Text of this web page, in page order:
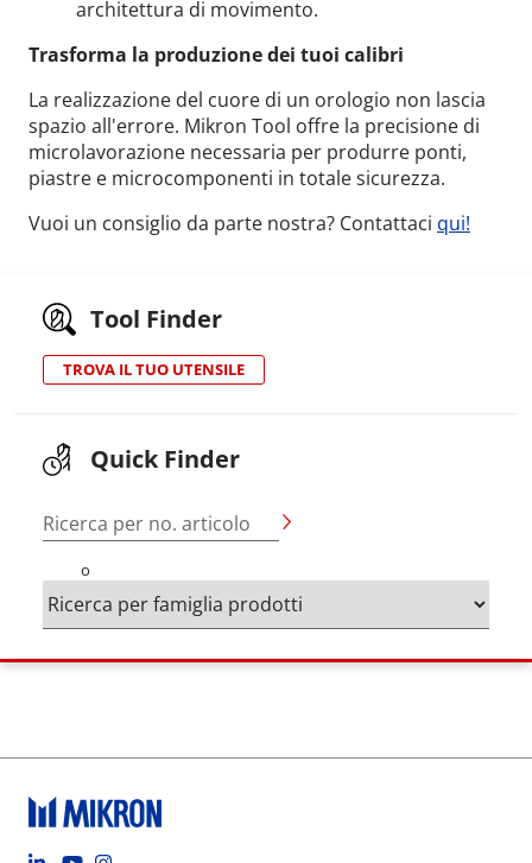
architettura di movimento.
Trasforma la produzione dei tuoi calibri
La realizzazione del cuore di un orologio non lascia
spazio all'errore. Mikron Tool offre la precisione di
microlavorazione necessaria per produrre ponti,
piastre e microcomponenti in totale sicurezza.
Vuoi un consiglio da parte nostra? Contattaci qui!
Tool Finder
TROVA IL TUO UTENSILE
Quick Finder
Ricerca per no. articolo
o
Footer social